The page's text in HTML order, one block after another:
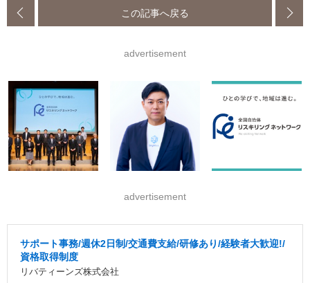
この記事へ戻る
advertisement
advertisement
サポート事務/週休2日制/交通費支給/研修あり/経験者大歓迎!/
資格取得制度
リバティーンズ株式会社